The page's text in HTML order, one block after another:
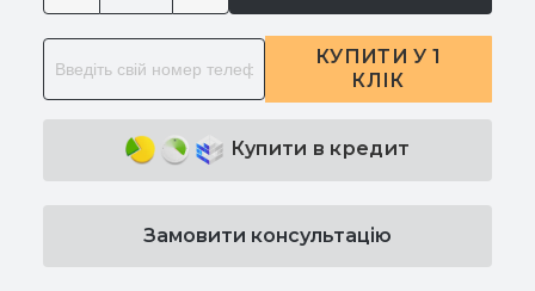
КУПИТИ У 1
КЛІК
Купити в кредит
Замовити консультацію